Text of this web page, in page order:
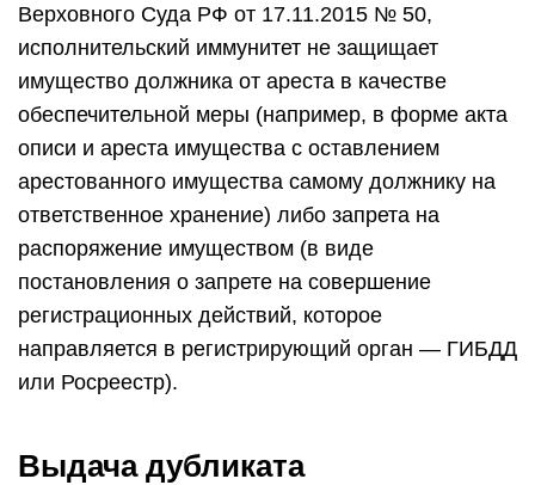
Верховного Суда РФ от 17.11.2015 № 50,
исполнительский иммунитет не защищает
имущество должника от ареста в качестве
обеспечительной меры (например, в форме акта
описи и ареста имущества с оставлением
арестованного имущества самому должнику на
ответственное хранение) либо запрета на
распоряжение имуществом (в виде
постановления о запрете на совершение
регистрационных действий, которое
направляется в регистрирующий орган — ГИБДД
или Росреестр).
Выдача дубликата